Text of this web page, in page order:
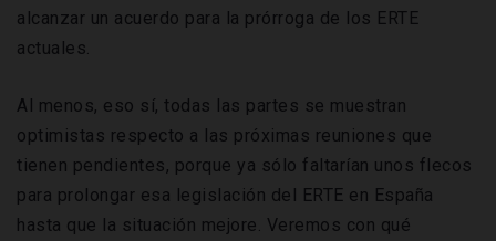
alcanzar un acuerdo para la prórroga de los ERTE
actuales.
Al menos, eso sí, todas las partes se muestran
optimistas respecto a las próximas reuniones que
tienen pendientes, porque ya sólo faltarían unos flecos
para prolongar esa legislación del ERTE en España
hasta que la situación mejore. Veremos con qué